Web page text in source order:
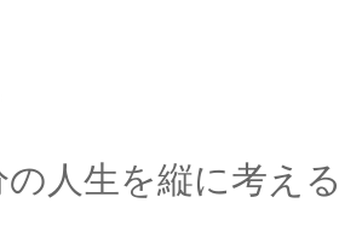
の人生を縦に考える